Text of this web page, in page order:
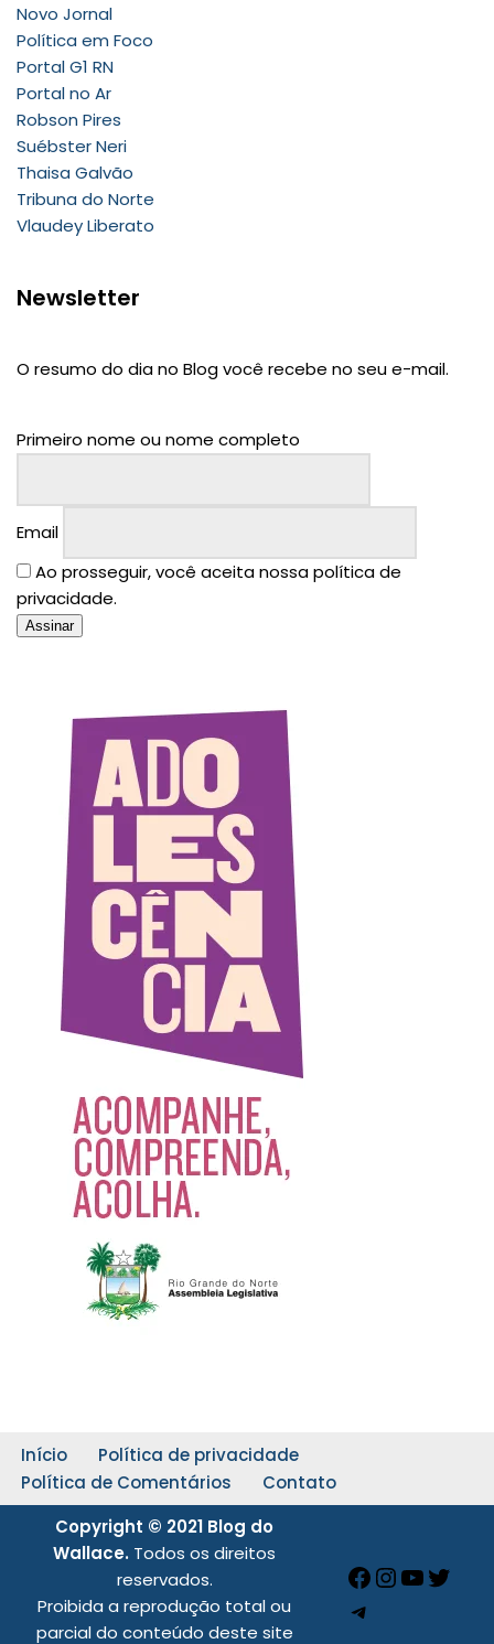
Novo Jornal
Política em Foco
Portal G1 RN
Portal no Ar
Robson Pires
Suébster Neri
Thaisa Galvão
Tribuna do Norte
Vlaudey Liberato
Newsletter
O resumo do dia no Blog você recebe no seu e-mail.
Primeiro nome ou nome completo
Email
Ao prosseguir, você aceita nossa política de
privacidade.
Início
Política de privacidade
Política de Comentários
Contato
Copyright © 2021 Blog do
Wallace. Todos os direitos
reservados.
Proibida a reprodução total ou
parcial do conteúdo deste site